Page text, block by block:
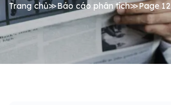
Trang chủ≫Báo cáo phân tích≫Page 12